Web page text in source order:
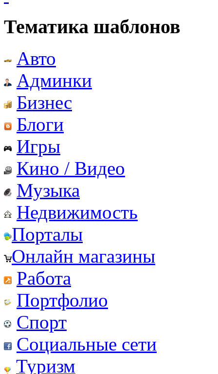
Тематика шаблонов
Авто
Админки
Бизнес
Блоги
Игры
Кино / Видео
Музыка
Недвижимость
Порталы
Онлайн магазины
Работа
Портфолио
Спорт
Социальные сети
Туризм